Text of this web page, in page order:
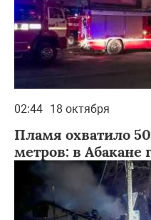
02:44 18 октября
Пламя охватило
метров: в Абакане